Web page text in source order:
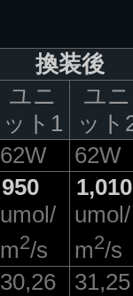
換装後
ユニ
ット1
ユニ
ット
62W 62W
950
umol/
m2/s
1,010
umol/
m2/s
30,26
31,25